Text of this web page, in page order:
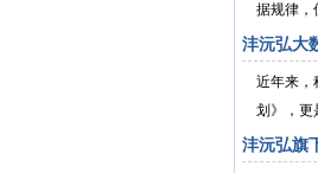
据规律，
沣沅弘大
近年来，
划》，更
沣沅弘旗